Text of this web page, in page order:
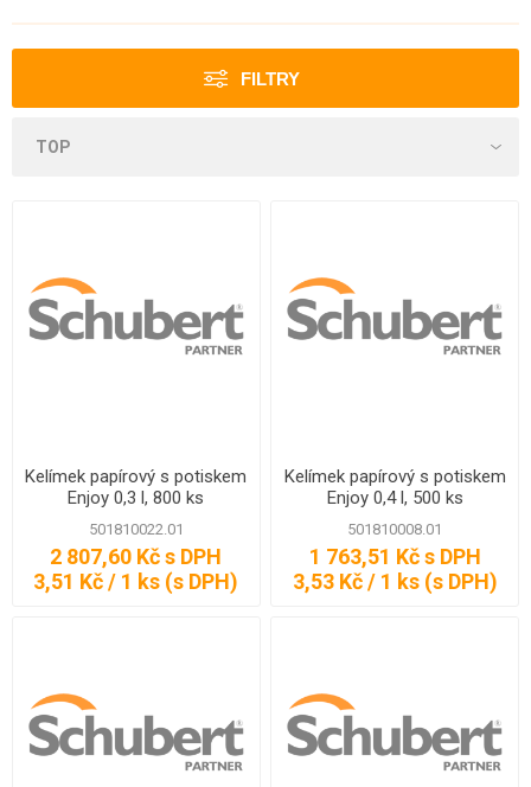
FILTRY
Kelímek papírový s potiskem
Enjoy 0,3 l, 800 ks
501810022.01
2 807,60 Kč s DPH
3,51 Kč / 1 ks (s DPH)
Kelímek papírový s potiskem
Enjoy 0,4 l, 500 ks
501810008.01
1 763,51 Kč s DPH
3,53 Kč / 1 ks (s DPH)